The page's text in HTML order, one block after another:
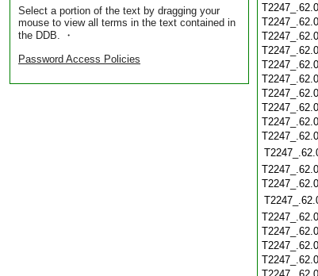
Select a portion of the text by dragging your
mouse to view all terms in the text contained in
the DDB. ・
Password Access Policies